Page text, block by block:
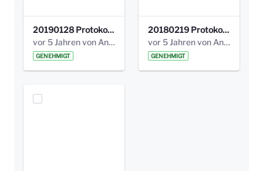
20190128 Protokoll der Projektgruppe Olgäle.pdf
vor 5 Jahren von Anni Schlumberger
GENEHMIGT
20180219 Protokoll der Projektgruppe Olgaele2012.pdf
vor 5 Jahren von Anni Schlumberger
GENEHMIGT